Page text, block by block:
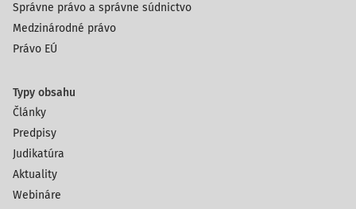
Správne právo a správne súdnictvo
Medzinárodné právo
Právo EÚ
Typy obsahu
Články
Predpisy
Judikatúra
Aktuality
Webináre